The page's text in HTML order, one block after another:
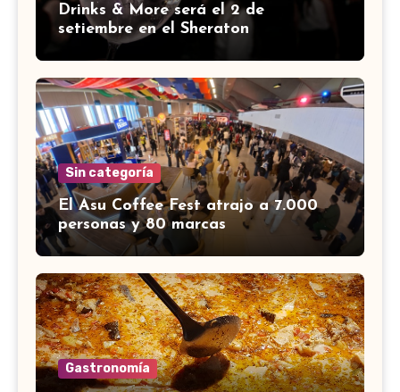
Drinks & More será el 2 de
setiembre en el Sheraton
Sin categoría
El Asu Coffee Fest atrajo a 7.000
personas y 80 marcas
Gastronomía